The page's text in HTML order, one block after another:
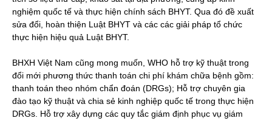
nghiệm quốc tế và thực hiện chính sách BHYT. Qua đó đề xuất
sửa đổi, hoàn thiện Luật BHYT và các các giải pháp tổ chức
thực hiện hiệu quả Luật BHYT.
BHXH Việt Nam cũng mong muốn, WHO hỗ trợ kỹ thuật trong
đổi mới phương thức thanh toán chi phí khám chữa bệnh gồm:
thanh toán theo nhóm chẩn đoán (DRGs); Hỗ trợ chuyên gia
đào tạo kỹ thuật và chia sẻ kinh nghiệp quốc tế trong thực hiện
DRGs. Hỗ trợ xây dựng các quy tắc giám định phục vụ giám